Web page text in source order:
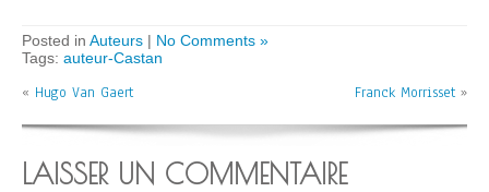
Posted in Auteurs | No Comments »
Tags: auteur-Castan
« Hugo Van Gaert Franck Morrisset »
LAISSER UN COMMENTAIRE